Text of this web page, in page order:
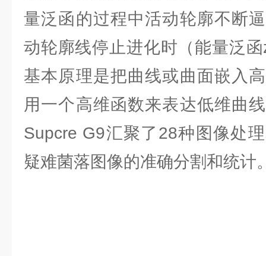
量泛函的过程中活动轮廓不断
动轮廓线停止进化时（能量泛
基本原理是把曲线或曲面嵌入
用一个高维函数来表达低维曲
Supcre G9汇聚了28种图像处
疑难菌落图像的准确分割和统计